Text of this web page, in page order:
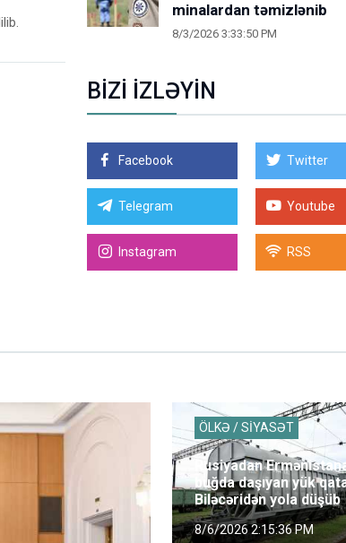
minalardan təmizlənib
8/3/2026 3:33:50 PM
BİZİ İZLƏYİN
Facebook Twitter
Telegram Youtube
Instagram RSS
ÖLKƏ / SİYASƏT
Rusiyadan
buğda daşıyan yük
Biləcəridən yola düşüb
8/6/2026 2:15:36 PM